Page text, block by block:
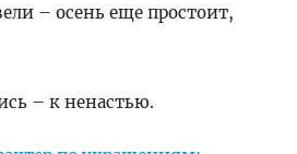
– осень еще простоит,
– к ненастью.